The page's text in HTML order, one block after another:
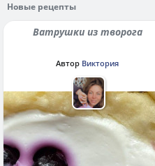
Новые рецепты
Ватрушки из творога
Автор Виктория